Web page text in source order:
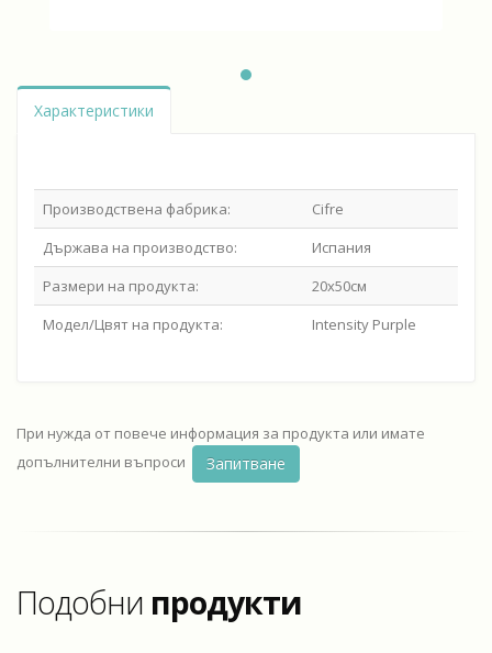
Характеристики
Производствена фабрика:
Cifre
Държава на производство:
Испания
Размери на продукта:
20x50см
Модел/Цвят на продукта:
Intensity Purple
При нужда от повече информация за продукта или имате
допълнителни въпроси
Запитване
Подобни продукти